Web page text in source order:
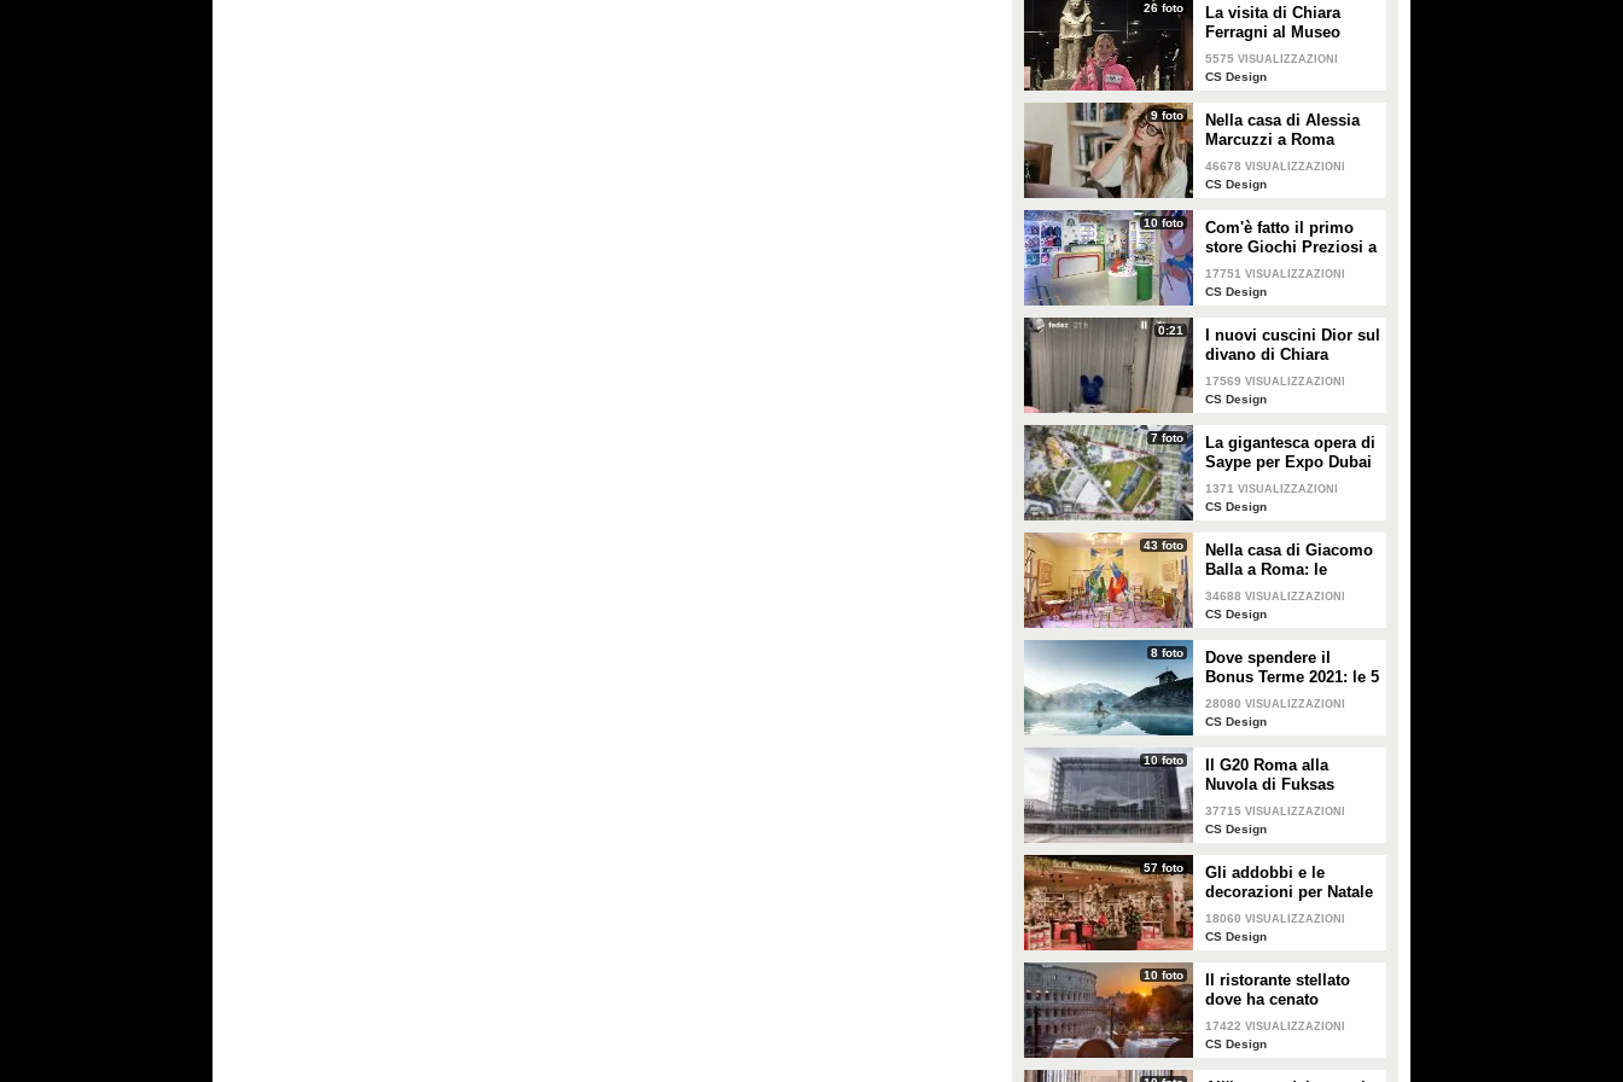
26 foto
La visita di Chiara
Ferragni al Museo
Egizio di Torino
5575 VISUALIZZAZIONI
CS Design
9 foto
Nella casa di Alessia
Marcuzzi a Roma
46678 VISUALIZZAZIONI
CS Design
10 foto
Com'è fatto il primo
store Giochi Preziosi a
Milano
17751 VISUALIZZAZIONI
CS Design
0:21
I nuovi cuscini Dior sul
divano di Chiara
Ferragni e Fedez
17569 VISUALIZZAZIONI
CS Design
7 foto
La gigantesca opera di
Saype per Expo Dubai
2020 è un messaggio
di solidarietà per tutti i
1371 VISUALIZZAZIONI
CS Design
43 foto
Nella casa di Giacomo
Balla a Roma: le
camere più belle
34688 VISUALIZZAZIONI
CS Design
8 foto
Dove spendere il
Bonus Terme 2021: le 5
migliori strutture
accreditate
28080 VISUALIZZAZIONI
CS Design
10 foto
Il G20 Roma alla
Nuvola di Fuksas
37715 VISUALIZZAZIONI
CS Design
57 foto
Gli addobbi e le
decorazioni per Natale
della Rinascente
18060 VISUALIZZAZIONI
CS Design
10 foto
Il ristorante stellato
dove ha cenato
Angelina Jolie a Roma
17422 VISUALIZZAZIONI
CS Design